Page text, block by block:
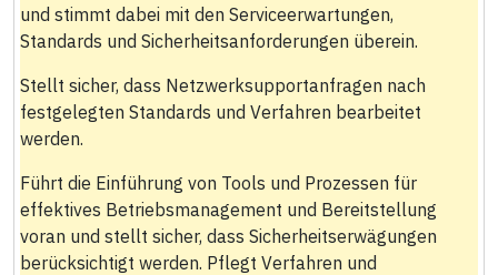
und stimmt dabei mit den Serviceerwartungen,
Standards und Sicherheitsanforderungen überein.
Stellt sicher, dass Netzwerksupportanfragen nach
festgelegten Standards und Verfahren bearbeitet
werden.
Führt die Einführung von Tools und Prozessen für
effektives Betriebsmanagement und Bereitstellung
voran und stellt sicher, dass Sicherheitserwägungen
berücksichtigt werden. Pflegt Verfahren und